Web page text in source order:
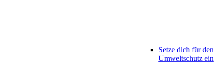
Setze dich für den
Umweltschutz ein